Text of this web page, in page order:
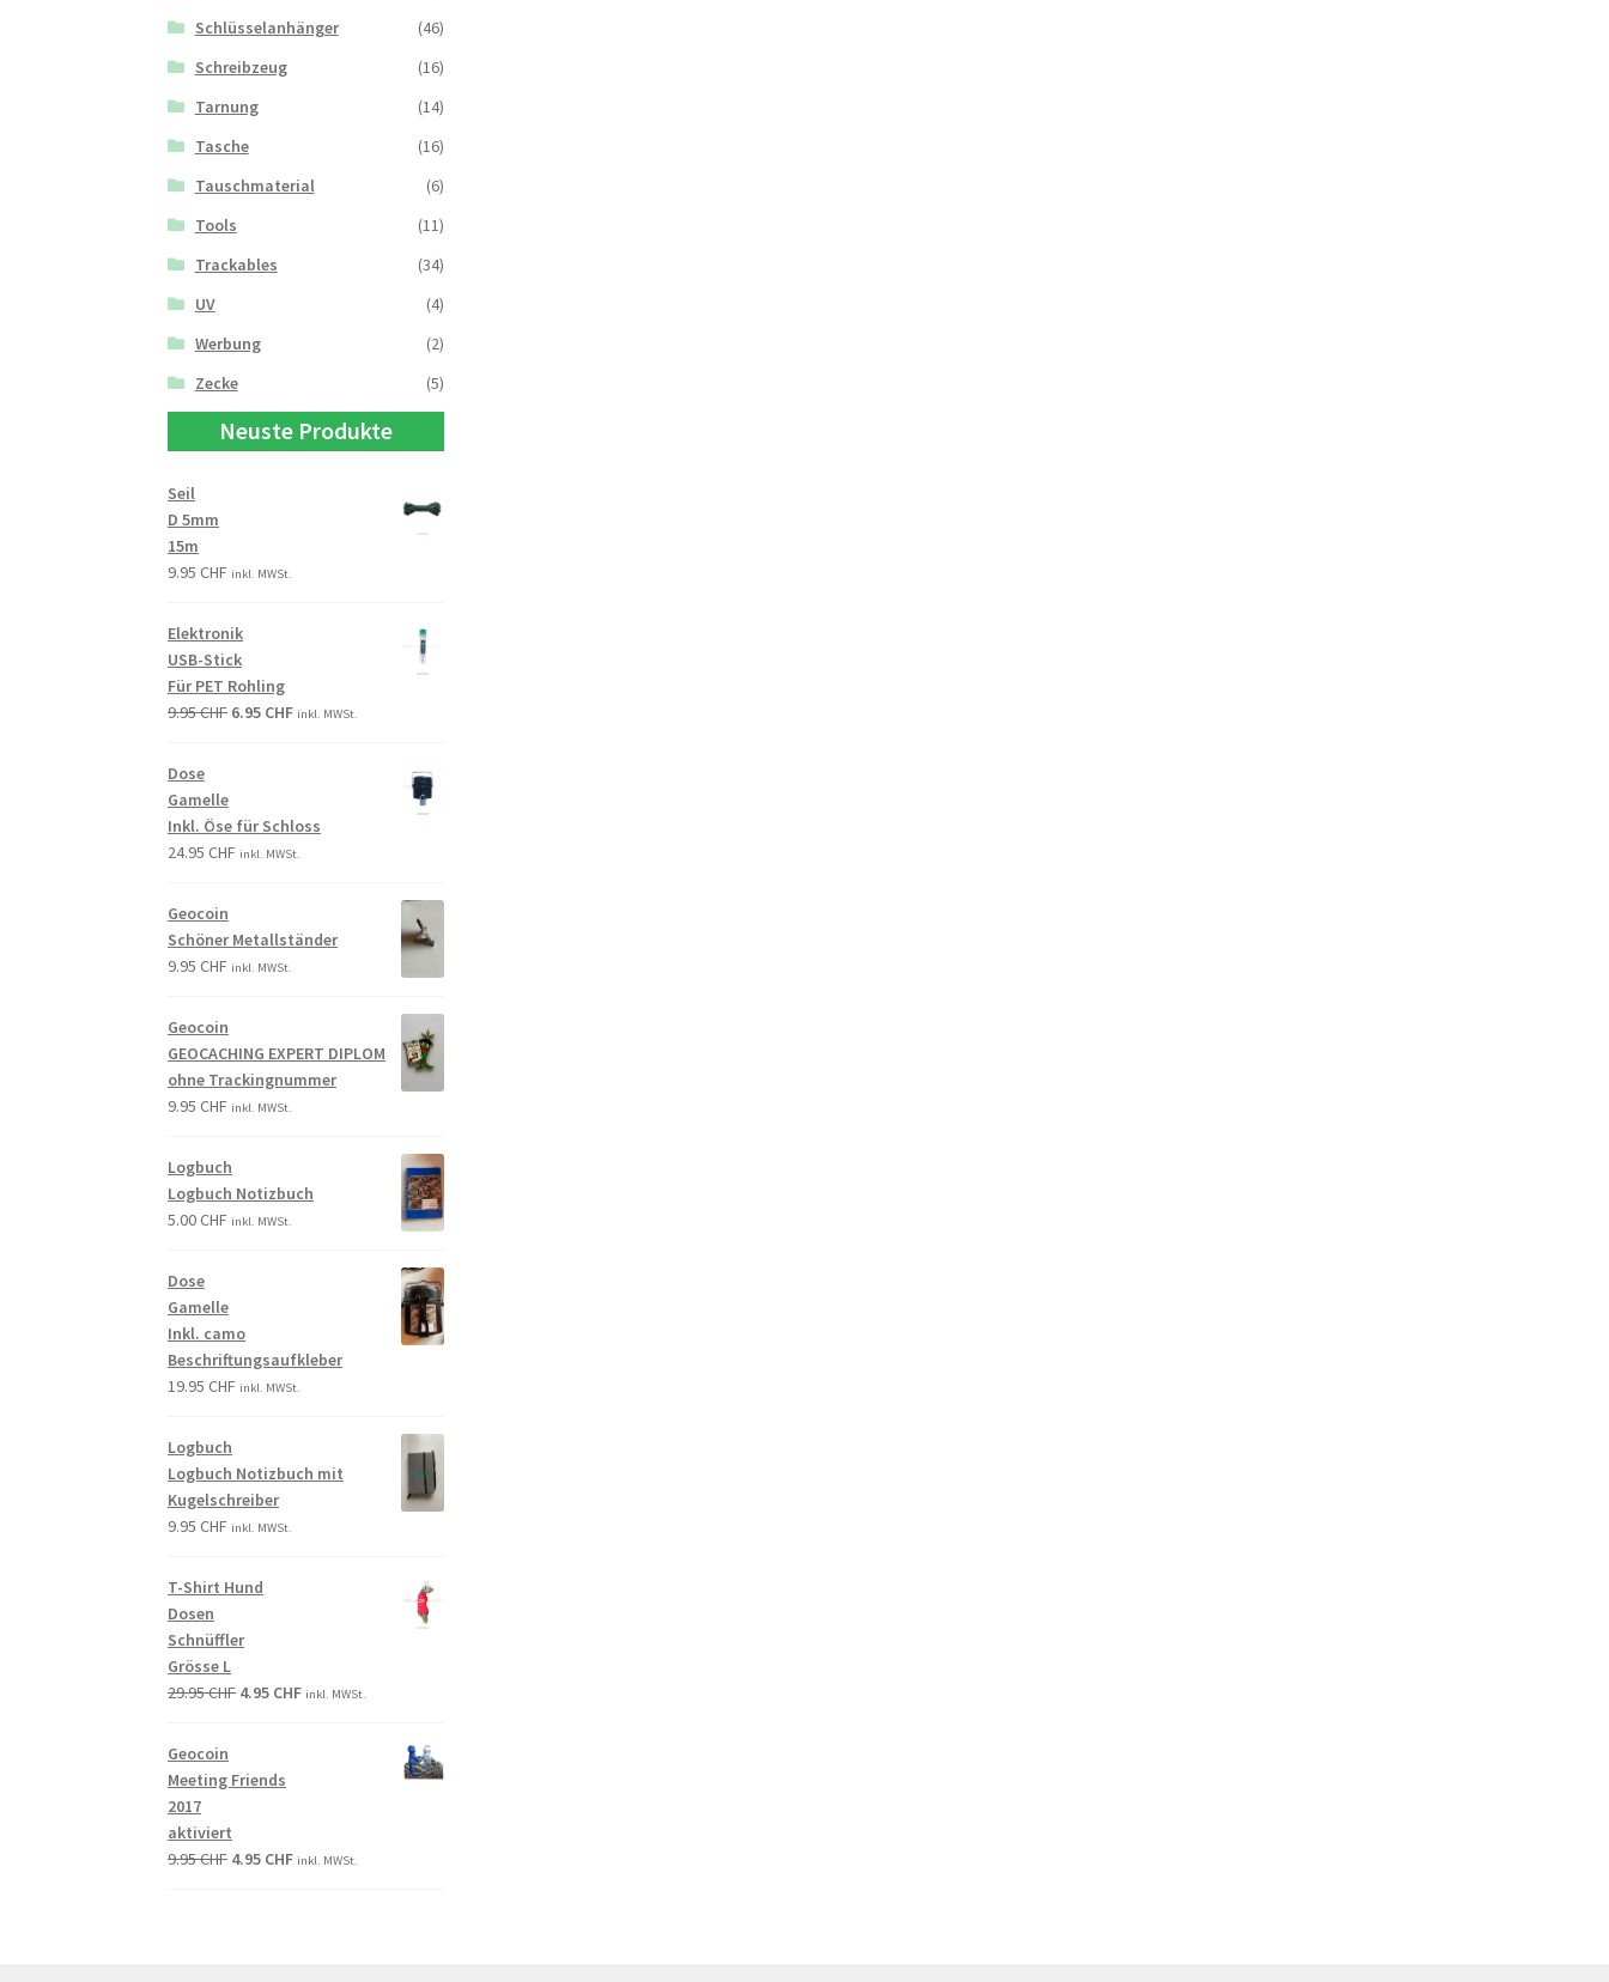
Schlüsselanhänger
(46)
Schreibzeug
(16)
Tarnung
(14)
Tasche
(16)
Tauschmaterial
(6)
Tools
(11)
Trackables
(34)
UV
(4)
Werbung
(2)
Zecke
(5)
Neuste Produkte
Seil
D 5mm
15m
9.95CHF inkl. MWSt.
Elektronik
USB-Stick
Für PET Rohling
9.95CHF 6.95 CHF inkl. MWSt.
Dose
Gamelle
Inkl. Öse für Schloss
24.95CHF inkl. MWSt.
Geocoin
Schöner Metallständer
9.95CHF inkl. MWSt.
Geocoin
GEOCACHING EXPERT DIPLOM
ohne Trackingnummer
9.95CHF inkl. MWSt.
Logbuch
Logbuch Notizbuch
5.00CHF inkl. MWSt.
Dose
Gamelle
Inkl. camo
Beschriftungsaufkleber
19.95CHF inkl. MWSt.
Logbuch
Logbuch Notizbuch mit
Kugelschreiber
9.95CHF inkl. MWSt.
T-Shirt Hund
Dosen
Schnüffler
Grösse L
29.95CHF 4.95 CHF inkl. MWSt.
Geocoin
Meeting Friends
2017
aktiviert
9.95CHF 4.95 CHF inkl. MWSt.